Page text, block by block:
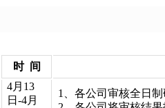
时 间
4月13
日-4月
1、各公司审核全日